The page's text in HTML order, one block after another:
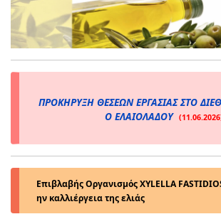
ΠΡΟΚΗΡΥΞΗ ΘΕΣΕΩΝ ΕΡΓΑΣΙΑΣ ΣΤΟ
Ο ΕΛΑΙΟΛΑΔΟΥ
Επιβλαβής Οργανισμός XYLELLA
ην καλλιέργεια της ελιάς